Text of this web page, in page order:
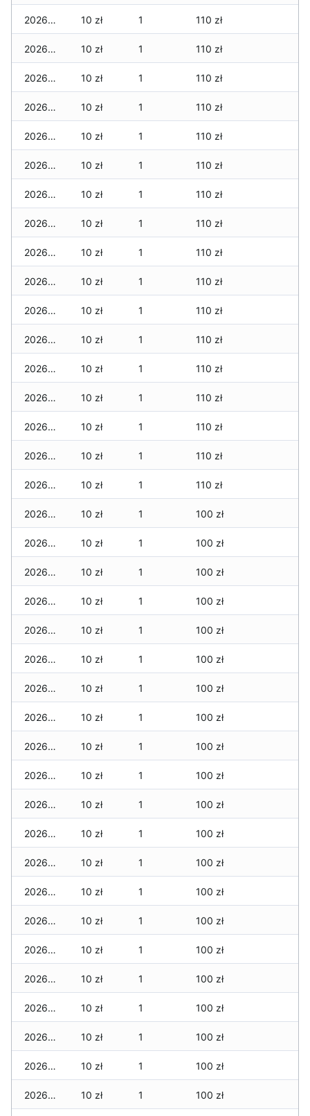
2026-04-30 10 zł 1 110 zł
2026-04-29 10 zł 1 110 zł
2026-04-28 10 zł 1 110 zł
2026-04-27 10 zł 1 110 zł
2026-04-26 10 zł 1 110 zł
2026-04-25 10 zł 1 110 zł
2026-04-24 10 zł 1 110 zł
2026-04-23 10 zł 1 110 zł
2026-04-22 10 zł 1 110 zł
2026-04-21 10 zł 1 110 zł
2026-04-20 10 zł 1 110 zł
2026-04-19 10 zł 1 110 zł
2026-04-18 10 zł 1 110 zł
2026-04-17 10 zł 1 110 zł
2026-04-16 10 zł 1 110 zł
2026-04-15 10 zł 1 110 zł
2026-04-14 10 zł 1 110 zł
2026-04-13 10 zł 1 100 zł
2026-04-12 10 zł 1 100 zł
2026-04-11 10 zł 1 100 zł
2026-04-10 10 zł 1 100 zł
2026-04-09 10 zł 1 100 zł
2026-04-08 10 zł 1 100 zł
2026-04-07 10 zł 1 100 zł
2026-04-06 10 zł 1 100 zł
2026-04-05 10 zł 1 100 zł
2026-04-04 10 zł 1 100 zł
2026-04-03 10 zł 1 100 zł
2026-04-02 10 zł 1 100 zł
2026-04-01 10 zł 1 100 zł
2026-03-31 10 zł 1 100 zł
2026-03-30 10 zł 1 100 zł
2026-03-29 10 zł 1 100 zł
2026-03-28 10 zł 1 100 zł
2026-03-27 10 zł 1 100 zł
2026-03-26 10 zł 1 100 zł
2026-03-25 10 zł 1 100 zł
2026-03-24 10 zł 1 100 zł